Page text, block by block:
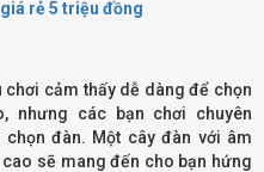
rẻ 5 triệu đồng
cảm thấy dễ dàng để chọn
nhưng các bạn chơi chuyên
đàn. Một cây đàn với âm
sẽ mang đến cho bạn hứng